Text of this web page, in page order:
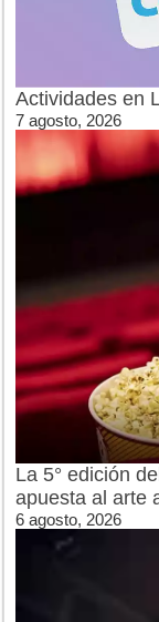
Actividades en
7 agosto, 2026
La 5° edición
apuesta al arte
6 agosto, 2026